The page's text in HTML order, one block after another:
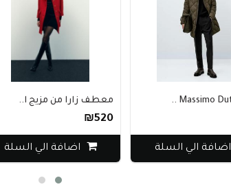
اضافة الي السلة
معطف زارا من مزيج ا..
₪520
اضافة الي السلة